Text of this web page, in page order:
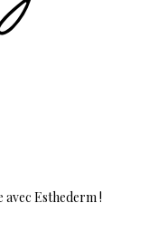
Esthederm !